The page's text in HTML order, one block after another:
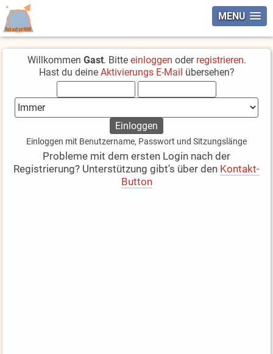
MENU
Willkommen Gast. Bitte einloggen oder registrieren.
Hast du deine Aktivierungs E-Mail übersehen?
Einloggen mit Benutzername, Passwort und Sitzungslänge
Probleme mit dem ersten Login nach der
Registrierung? Unterstützung gibt's über den Kontakt-
Button